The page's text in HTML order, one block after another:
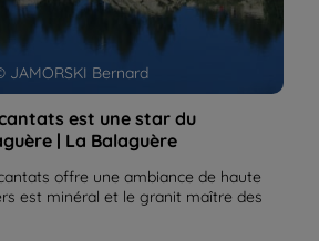
JAMORSKI Bernard
est une star du
| La Balaguère
offre une ambiance de haute
est minéral et le granit maître des